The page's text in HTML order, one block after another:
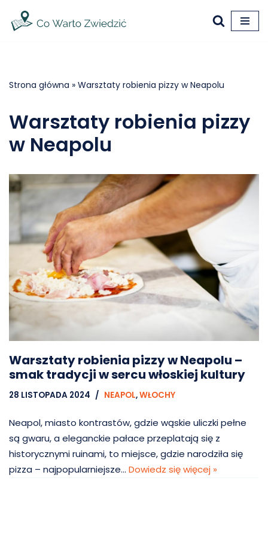
Przejdź
Strona główna » Warsztaty robienia pizzy w Neapolu
Warsztaty robienia pizzy
w Neapolu
Warsztaty robienia pizzy w Neapolu –
smak tradycji w sercu włoskiej kultury
28 LISTOPADA 2024 NEAPOL,WŁOCHY
Neapol, miasto kontrastów, gdzie wąskie uliczki pełne
są gwaru, a eleganckie pałace przeplatają się z
historycznymi ruinami, to miejsce, gdzie narodziła się
pizza – najpopularniejsze… Dowiedz się więcej »